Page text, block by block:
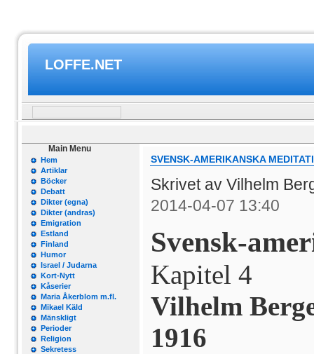
LOFFE.NET
Main Menu
Hem
Artiklar
Böcker
Debatt
Dikter (egna)
Dikter (andras)
Emigration
Estland
Finland
Humor
Israel / Judarna
Kort-Nytt
Kåserier
Maria Åkerblom m.fl.
Mikael Käld
Mänskligt
Perioder
Religion
Sekretess
SVENSK-AMERIKANSKA
Skrivet av Vilhelm
2014-04-07 13:40
Svensk-
Kapitel 4
Vilhelm
1916